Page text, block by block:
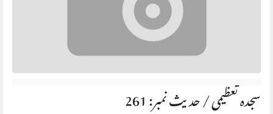
سجدہ تعظیمی / حديث نمبر: 261